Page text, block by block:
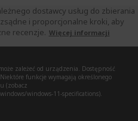
dostawcy usług do zbierania
i proporcjonalne kroki, aby
recenzje. Więcej informacji
zależeć od urządzenia. Dostępność
funkcje wymagają określonego
(zobacz
windows-11-specifications).